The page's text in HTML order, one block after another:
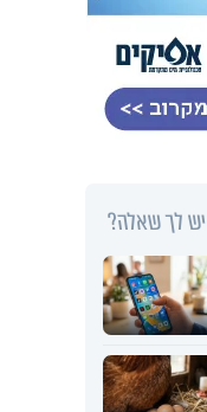
יש לך שאלה?